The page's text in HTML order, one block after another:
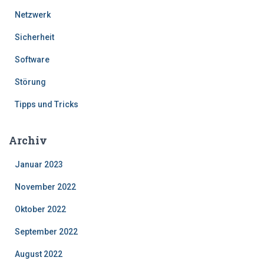
Netzwerk
Sicherheit
Software
Störung
Tipps und Tricks
Archiv
Januar 2023
November 2022
Oktober 2022
September 2022
August 2022